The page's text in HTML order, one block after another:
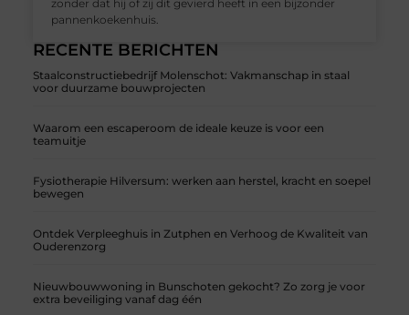
RECENTE BERICHTEN
Staalconstructiebedrijf Molenschot: Vakmanschap in staal
voor duurzame bouwprojecten
Waarom een escaperoom de ideale keuze is voor een
teamuitje
Fysiotherapie Hilversum: werken aan herstel, kracht en soepel
bewegen
Ontdek Verpleeghuis in Zutphen en Verhoog de Kwaliteit van
Ouderenzorg
Nieuwbouwwoning in Bunschoten gekocht? Zo zorg je voor
extra beveiliging vanaf dag één
zonder dat hij of zij dit gevierd heeft in een bijzonder
pannenkoekenhuis.